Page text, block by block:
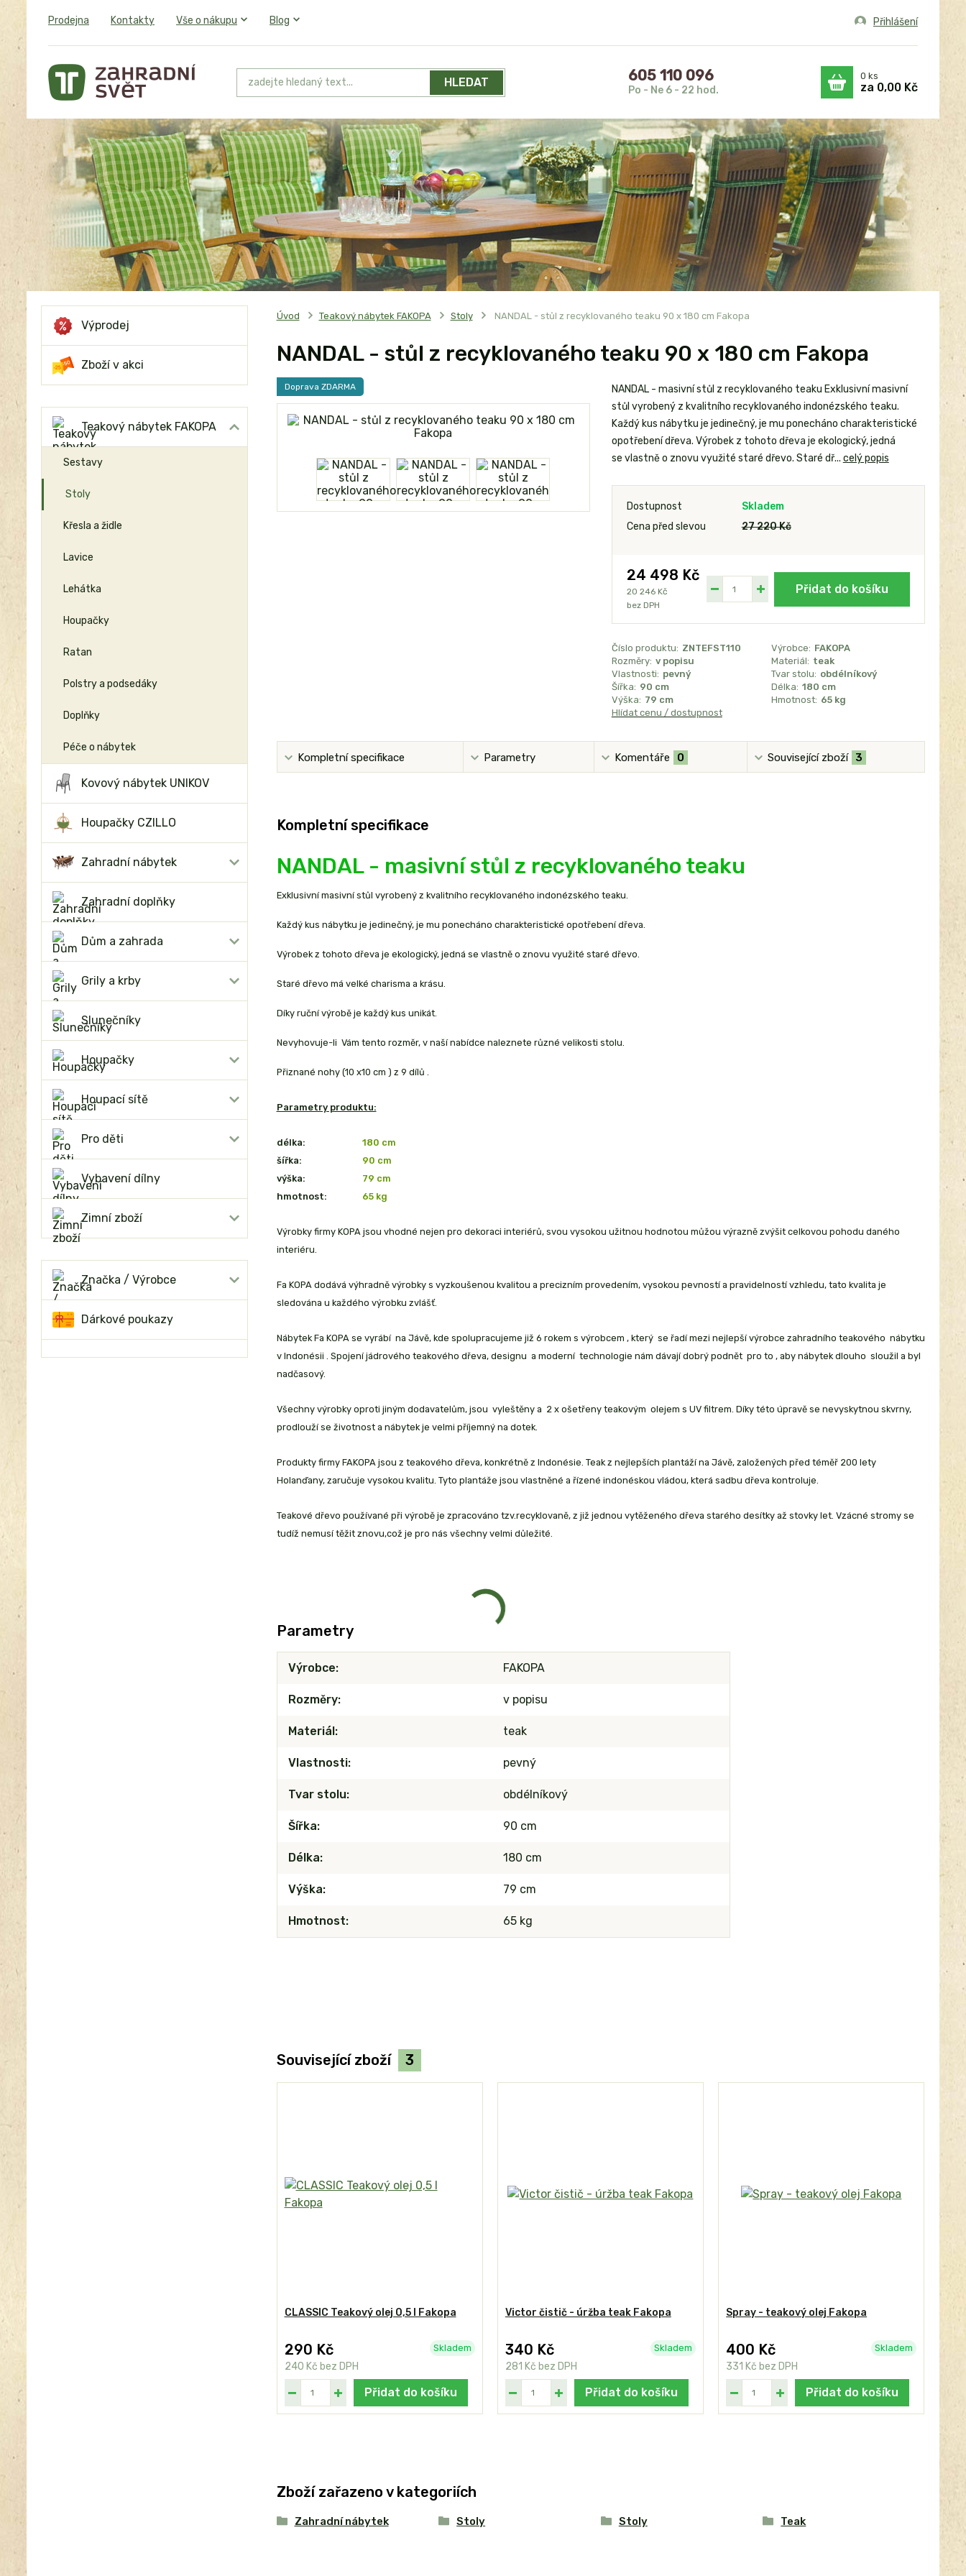
Prodejna Kontakty Vše o nákupu Blog Přihlášení
HLEDAT 605 110 096
Po - Ne 6 - 22 hod.
0 ks
za 0,00 Kč
Výprodej
Zboží v akci
Teakový nábytek FAKOPA
Sestavy
Stoly
Křesla a židle
Lavice
Lehátka
Houpačky
Ratan
Polstry a podsedáky
Doplňky
Péče o nábytek
Kovový nábytek UNIKOV
Houpačky CZILLO
Zahradní nábytek
Zahradní doplňky
Dům a zahrada
Grily a krby
Slunečníky
Houpačky
Houpací sítě
Pro děti
Vybavení dílny
Zimní zboží
Značka / Výrobce
Dárkové poukazy
Úvod Teakový nábytek FAKOPA Stoly NANDAL - stůl z recyklovaného teaku 90 x 180 cm Fakopa
NANDAL - stůl z recyklovaného teaku 90 x 180 cm Fakopa
Doprava ZDARMA
NANDAL - masivní stůl z recyklovaného teaku Exklusivní masivní
stůl vyrobený z kvalitního recyklovaného indonézského teaku.
Každý kus nábytku je jedinečný, je mu ponecháno charakteristické
opotřebení dřeva. Výrobek z tohoto dřeva je ekologický, jedná
se vlastně o znovu využité staré dřevo. Staré dř... celý popis
Dostupnost
Skladem
Cena před slevou
27 220 Kč
24 498 Kč
20 246 Kč
bez DPH
Přidat do košíku
Číslo produktu: ZNTEFST110 Výrobce: FAKOPA
Rozměry: v popisu Materiál: teak
Vlastnosti: pevný Tvar stolu: obdélníkový
Šířka: 90 cm Délka: 180 cm
Výška: 79 cm Hmotnost: 65 kg
Hlídat cenu / dostupnost
Kompletní specifikace Parametry Komentáře 0 Související zboží 3
Kompletní specifikace
NANDAL - masivní stůl z recyklovaného teaku
Exklusivní masivní stůl vyrobený z kvalitního recyklovaného indonézského teaku.
Každý kus nábytku je jedinečný, je mu ponecháno charakteristické opotřebení dřeva.
Výrobek z tohoto dřeva je ekologický, jedná se vlastně o znovu využité staré dřevo.
Staré dřevo má velké charisma a krásu.
Díky ruční výrobě je každý kus unikát.
Nevyhovuje-li Vám tento rozměr, v naší nabídce naleznete různé velikosti stolu.
Přiznané nohy (10 x10 cm ) z 9 dílů .
Parametry produktu:
délka:
180 cm
šířka:
90 cm
výška:
79 cm
hmotnost:
65 kg
Výrobky firmy KOPA jsou vhodné nejen pro dekoraci interiérů, svou vysokou užitnou hodnotou můžou výrazně zvýšit celkovou pohodu daného
interiéru.
Fa KOPA dodává výhradně výrobky s vyzkoušenou kvalitou a precizním provedením, vysokou pevností a pravidelností vzhledu, tato kvalita je
sledována u každého výrobku zvlášť.
Nábytek Fa KOPA se vyrábí na Jávě, kde spolupracujeme již 6 rokem s výrobcem , který se řadí mezi nejlepší výrobce zahradního teakového nábytku
v Indonésii . Spojení jádrového teakového dřeva, designu a moderní technologie nám dávají dobrý podnět pro to , aby nábytek dlouho sloužil a byl
nadčasový.
Všechny výrobky oproti jiným dodavatelům, jsou vyleštěny a 2 x ošetřeny teakovým olejem s UV filtrem. Díky této úpravě se nevyskytnou skvrny,
prodlouží se životnost a nábytek je velmi příjemný na dotek.
Produkty firmy FAKOPA jsou z teakového dřeva, konkrétně z Indonésie. Teak z nejlepších plantáží na Jávě, založených před téměř 200 lety
Holanďany, zaručuje vysokou kvalitu. Tyto plantáže jsou vlastněné a řízené indonéskou vládou, která sadbu dřeva kontroluje.
Teakové dřevo používané při výrobě je zpracováno tzv.recyklovaně, z již jednou vytěženého dřeva starého desítky až stovky let. Vzácné stromy se
tudíž nemusí těžit znovu,což je pro nás všechny velmi důležité.
Parametry
Výrobce FAKOPA
Rozměry v popisu
Materiál teak
Vlastnosti pevný
Tvar stolu obdélníkový
Šířka 90 cm
Délka 180 cm
Výška 79 cm
Hmotnost 65 kg
Související zboží 3
CLASSIC Teakový olej 0,5 l Fakopa
290 Kč
240 Kč bez DPH
Skladem
Přidat do košíku
Victor čistič - úržba teak Fakopa
340 Kč
281 Kč bez DPH
Skladem
Přidat do košíku
Spray - teakový olej Fakopa
400 Kč
331 Kč bez DPH
Skladem
Přidat do košíku
Zboží zařazeno v kategoriích
Zahradní nábytek Stoly Stoly Teak